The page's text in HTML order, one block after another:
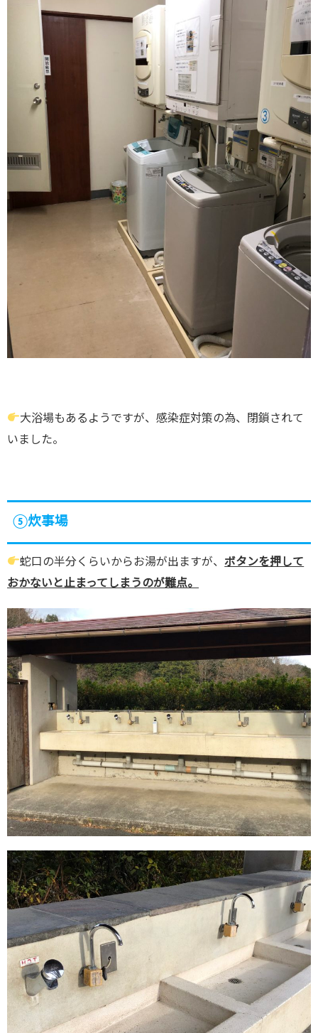
大浴場もあるようですが、感染症対策の為、閉鎖されて
いました。
⑤炊事場
蛇口の半分くらいからお湯が出ますが、ボタンを押して
おかないと止まってしまうのが難点。